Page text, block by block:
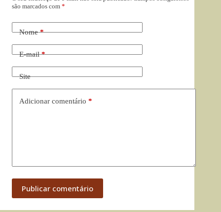
são marcados com *
Nome*
E-mail*
Site
Adicionar comentário *
Publicar comentário